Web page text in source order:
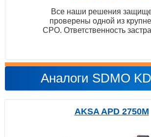
Все наши решения
проверены одной из
СРО. Ответственность
Аналоги SDMO
AKSA APD 2750M